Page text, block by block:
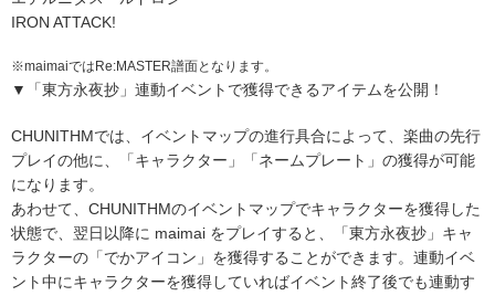
IRON ATTACK!
※maimaiではRe:MASTER譜面となります。
▼「東方永夜抄」連動イベントで獲得できるアイテムを公開！
CHUNITHMでは、イベントマップの進行具合によって、楽曲の先行
プレイの他に、「キャラクター」「ネームプレート」の獲得が可能
になります。
あわせて、CHUNITHMのイベントマップでキャラクターを獲得した
状態で、翌日以降に maimai をプレイすると、「東方永夜抄」キャ
ラクターの「でかアイコン」を獲得することができます。連動イベ
ント中にキャラクターを獲得していればイベント終了後でも連動す